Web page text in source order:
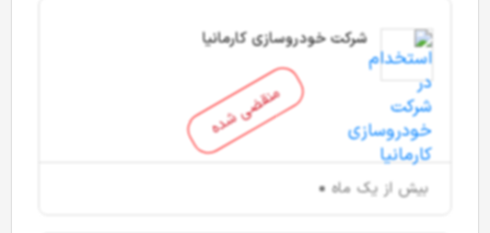
منقضی شده
شرکت خودروسازی کارمانیا
بیش از یک ماه